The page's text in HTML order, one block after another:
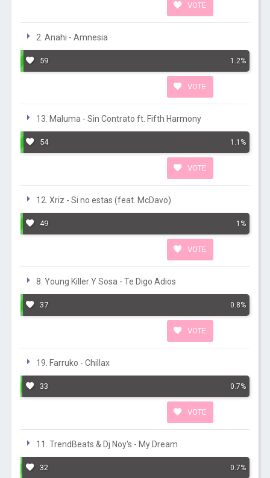
VOTE
2. Anahi - Amnesia
59 1.2%
VOTE
13. Maluma - Sin Contrato ft. Fifth Harmony
54 1.1%
VOTE
12. Xriz - Si no estas (feat. McDavo)
49 1%
VOTE
8. Young Killer Y Sosa - Te Digo Adios
37 0.8%
VOTE
19. Farruko - Chillax
33 0.7%
VOTE
11. TrendBeats & Dj Noy's - My Dream
32 0.7%